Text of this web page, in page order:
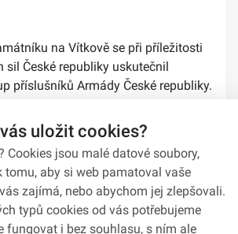
na Vítkově se při příležitosti
sil České republiky uskutečnil
příslušníků Armády České republiky.
vybranýc...
uložit cookies?
Cookies jsou malé datové soubory,
tomu, aby si web pamatoval vaše
zajímá, nebo abychom jej zlepšovali.
typů cookies od vás potřebujeme
fungovat i bez souhlasu, s ním ale